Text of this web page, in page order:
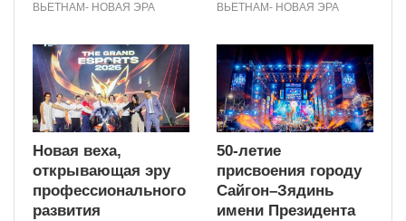
ВЬЕТНАМ- НОВАЯ ЭРА ВЬЕТНАМ- НОВАЯ ЭРА
Новая веха,
открывающая эру
профессионального
развития
50-летие
присвоения городу
Сайгон–Зядинь
имени Президента